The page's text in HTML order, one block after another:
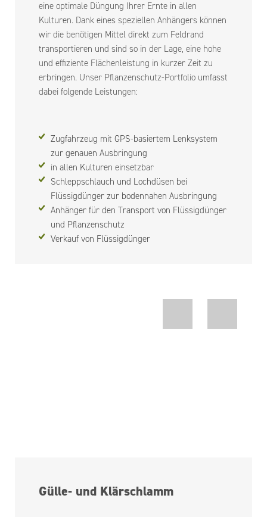
eine optimale Düngung Ihrer Ernte in allen
Kulturen. Dank eines speziellen Anhängers können
wir die benötigen Mittel direkt zum Feldrand
transportieren und sind so in der Lage, eine hohe
und effiziente Flächenleistung in kurzer Zeit zu
erbringen. Unser Pflanzenschutz-Portfolio umfasst
dabei folgende Leistungen:
Zugfahrzeug mit GPS-basiertem Lenksystem
zur genauen Ausbringung
in allen Kulturen einsetzbar
Schleppschlauch und Lochdüsen bei
Flüssigdünger zur bodennahen Ausbringung
Anhänger für den Transport von Flüssigdünger
und Pflanzenschutz
Verkauf von Flüssigdünger
Gülle- und Klärschlamm